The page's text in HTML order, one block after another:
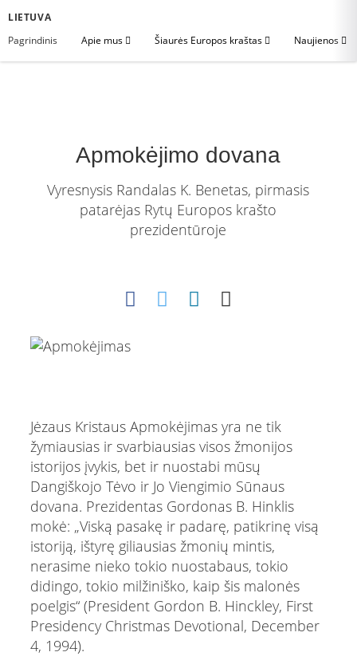
LIETUVA
Pagrindinis
Apie mus Šiaurės Europos kraštas Naujienos
Apmokėjimo dovana
Vyresnysis Randalas K. Benetas, pirmasis
patarėjas Rytų Europos krašto
prezidentūroje
Jėzaus Kristaus Apmokėjimas yra ne tik
žymiausias ir svarbiausias visos žmonijos
istorijos įvykis, bet ir nuostabi mūsų
Dangiškojo Tėvo ir Jo Viengimio Sūnaus
dovana. Prezidentas Gordonas B. Hinklis
mokė: „Viską pasakę ir padarę, patikrinę visą
istoriją, ištyrę giliausias žmonių mintis,
nerasime nieko tokio nuostabaus, tokio
didingo, tokio milžiniško, kaip šis malonės
poelgis“ (President Gordon B. Hinckley, First
Presidency Christmas Devotional, December
4, 1994).